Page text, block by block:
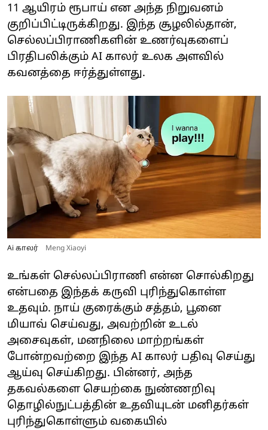
11 ஆயிரம் ரூபாய் என அந்த நிறுவனம்
குறிப்பிட்டிருக்கிறது. இந்த சூழலில்தான்,
செல்லப்பிராணிகளின் உணர்வுகளைப்
பிரதிபலிக்கும் AI காலர் உலக அளவில்
கவனத்தை ஈர்த்துள்ளது.
Ai காலர் Meng Xiaoyi
உங்கள் செல்லப்பிராணி என்ன சொல்கிறது
என்பதை இந்தக் கருவி புரிந்துகொள்ள
உதவும். நாய் குரைக்கும் சத்தம், பூனை
மியாவ் செய்வது, அவற்றின் உடல்
அசைவுகள், மனநிலை மாற்றங்கள்
போன்றவற்றை இந்த AI காலர் பதிவு செய்து
ஆய்வு செய்கிறது. பின்னர், அந்த
தகவல்களை செயற்கை நுண்ணறிவு
தொழில்நுட்பத்தின் உதவியுடன் மனிதர்கள்
புரிந்துகொள்ளும் வகையில்